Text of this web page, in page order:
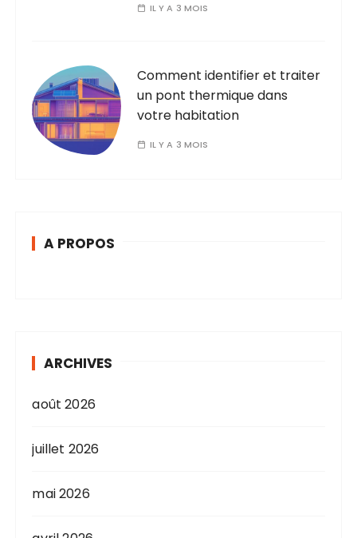
IL Y A 3 MOIS
Comment identifier et traiter
un pont thermique dans
votre habitation
IL Y A 3 MOIS
A PROPOS
ARCHIVES
août 2026
juillet 2026
mai 2026